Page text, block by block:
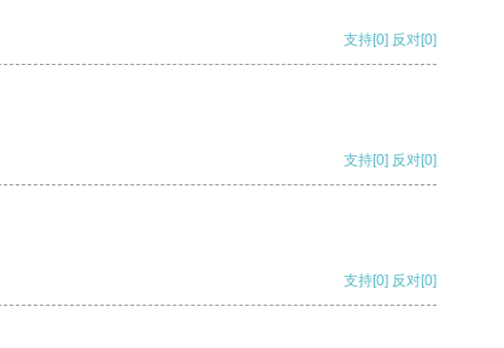
支持[0] 反对[0]
支持[0] 反对[0]
支持[0] 反对[0]